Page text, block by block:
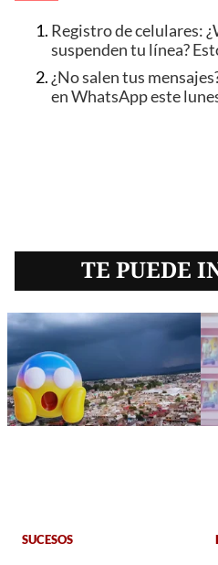
Registro de celulares:
suspenden tu línea?
¿No salen tus
en WhatsApp este
TE PUEDE
SUCESOS